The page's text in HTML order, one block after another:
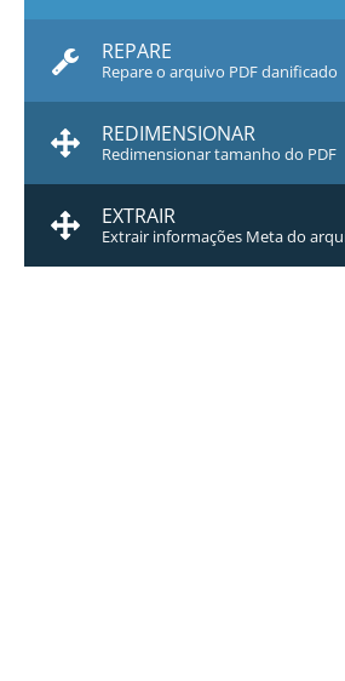
REPARE
Repare o arquivo PDF danificado
REDIMENSIONAR
Redimensionar tamanho do PDF
EXTRAIR
Extrair informações Meta do